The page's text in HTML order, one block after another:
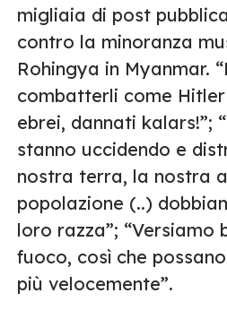
migliaia di post
contro la minoranza
Rohingya in Myanmar.
combatterli come
ebrei, dannati kalars!”;
stanno uccidendo e
nostra terra, la nostra
popolazione (..)
loro razza”; “Versiamo
fuoco, così che
più velocemente”.